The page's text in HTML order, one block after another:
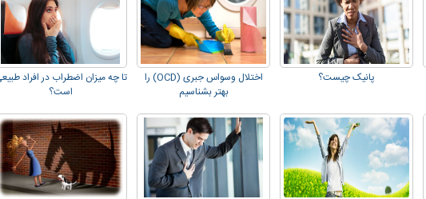
پانیک چیست؟
اختلال وسواس جبری (OCD) را
بهتر بشناسیم
تا چه میزان اضطراب در افراد
است؟